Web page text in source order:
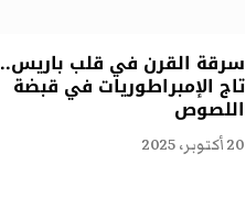
سرقة القرن في قلب باريس..
تاج الإمبراطوريات في قبضة
اللصوص
20 أكتوبر، 2025